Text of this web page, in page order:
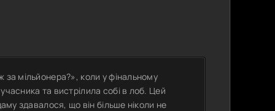
мільйонера?», коли у фінальному
та вистрілила собі в лоб. Цей
здавалося, що він більше ніколи не